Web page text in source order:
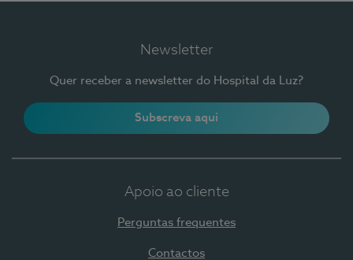
Newsletter
Quer receber a newsletter do Hospital da Luz?
Subscreva aqui
Apoio ao cliente
Perguntas frequentes
Contactos